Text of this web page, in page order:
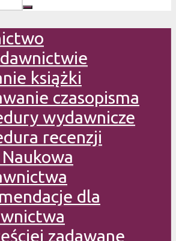
książki
czasopisma
wydawnicze
recenzji
dla
zadawane